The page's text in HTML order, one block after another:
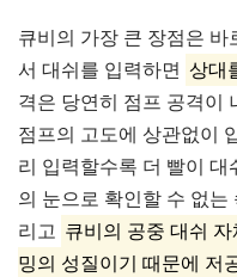
큐비의 가장 큰 장점은 바
서 대쉬를 입력하면 상대
격은 당연히 점프 공격이
점프의 고도에 상관없이
리 입력할수록 더 빨이
의 눈으로 확인할 수 없는
리고 큐비의 공중 대쉬
밍의 성질이기 때문에 저